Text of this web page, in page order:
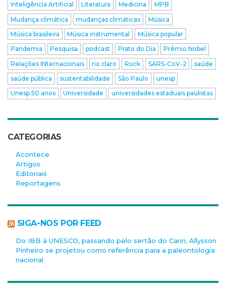
Inteligência Artificial
Literatura Medicina
MPB
Mudança climática
mudanças climáticas
Música
Música brasileira
Música instrumental
Música popular
Pandemia
Pesquisa podcast Prato do Dia
Prêmio Nobel
Relações INternacionais
rio claro Rock SARS-CoV-2
saúde
saúde pública
sustentabilidade São Paulo
unesp
Unesp 50 anos
Universidade universidades estaduais paulistas
CATEGORIAS
Acontece
Artigos
Editoriais
Reportagens
SIGA-NOS POR FEED
Do IBB à UNESCO, passando pelo sertão do Cariri, Allysson
Pinheiro se projetou como referência para a paleontologia
nacional